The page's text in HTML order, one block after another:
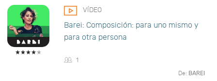
VÍDEO
Barei: Composición: para uno mismo y
para otra persona
1
De: BAREI